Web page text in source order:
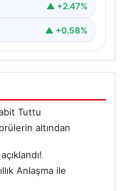
▲ +2.47%
▲ +0.58%
Tuttu
altından
Anlaşma ile